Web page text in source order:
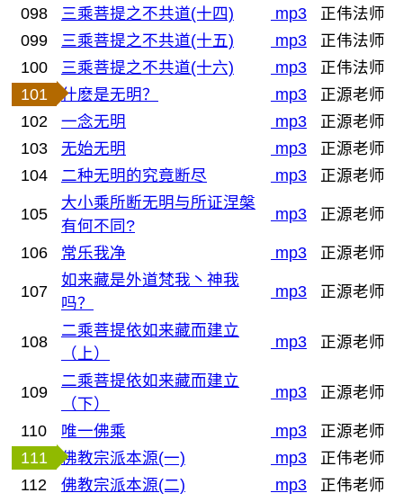
098
三乘菩提之不共道(十四) mp3
正伟法师
099
三乘菩提之不共道(十五) mp3
正伟法师
100
三乘菩提之不共道(十六) mp3
正伟法师
101
什麽是无明？ mp3
正源老师
102
一念无明 mp3
正源老师
103
无始无明 mp3
正源老师
104
二种无明的究竟断尽 mp3 正源老师
105
大小乘所断无明与所证涅槃
有何不同?
mp3 正源老师
106 常乐我净 mp3 正源老师
107
如来藏是外道梵我丶神我
吗？
mp3 正源老师
108
二乘菩提依如来藏而建立
（上）
mp3 正源老师
109
二乘菩提依如来藏而建立
（下）
mp3 正源老师
110 唯一佛乘 mp3
正源老师
111
佛教宗派本源(一) mp3
正伟老师
112
佛教宗派本源(二) mp3
正伟老师